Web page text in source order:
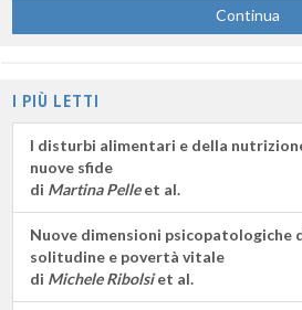
Continua
I PIÙ LETTI
I disturbi alimentari e della
nuove sfide
di Martina Pelleet al.
Nuove dimensioni psicopatologiche
solitudine e povertà vitale
di Michele Ribolsiet al.